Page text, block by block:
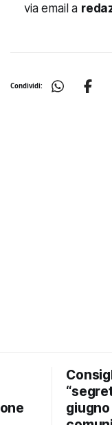
via email a
Condividi: